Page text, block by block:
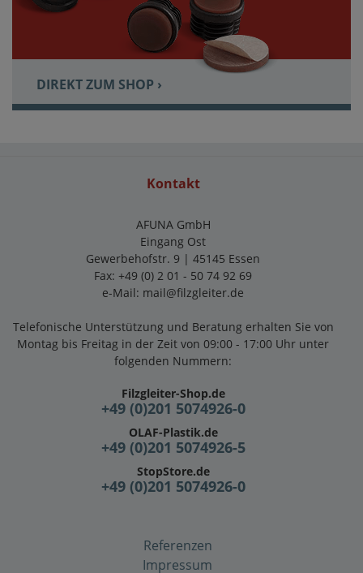
DIREKT ZUM SHOP ›
Kontakt
AFUNA GmbH
Eingang Ost
Gewerbehofstr. 9 | 45145 Essen
Fax: +49 (0) 2 01 - 50 74 92 69
e-Mail: mail@filzgleiter.de
Telefonische Unterstützung und Beratung erhalten Sie von
Montag bis Freitag in der Zeit von 09:00 - 17:00 Uhr unter
folgenden Nummern:
Filzgleiter-Shop.de
+49 (0)201 5074926-0
OLAF-Plastik.de
+49 (0)201 5074926-5
StopStore.de
+49 (0)201 5074926-0
Referenzen
Impressum